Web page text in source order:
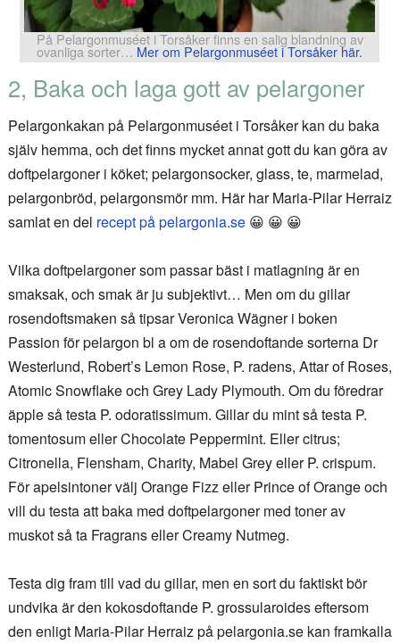
På Pelargonmuséet i Torsåker finns en salig blandning av
ovanliga sorter…Mer om Pelargonmuséet i Torsåker här.
2, Baka och laga gott av pelargoner
Pelargonkakan på Pelargonmuséet i Torsåker kan du baka
själv hemma, och det finns mycket annat gott du kan göra av
doftpelargoner i köket; pelargonsocker, glass, te, marmelad,
pelargonbröd, pelargonsmör mm. Här har Maria-Pilar Herraiz
samlat en del recept på pelargonia.se😀 😀 😀
Vilka doftpelargoner som passar bäst i matlagning är en
smaksak, och smak är ju subjektivt… Men om du gillar
rosendoftsmaken så tipsar Veronica Wägner i boken
Passion för pelargon bl a om de rosendoftande sorterna Dr
Westerlund, Robert’s Lemon Rose, P. radens, Attar of Roses,
Atomic Snowflake och Grey Lady Plymouth. Om du föredrar
äpple så testa P. odoratissimum. Gillar du mint så testa P.
tomentosum eller Chocolate Peppermint. Eller citrus;
Citronella, Flensham, Charity, Mabel Grey eller P. crispum.
För apelsintoner välj Orange Fizz eller Prince of Orange och
vill du testa att baka med doftpelargoner med toner av
muskot så ta Fragrans eller Creamy Nutmeg.
Testa dig fram till vad du gillar, men en sort du faktiskt bör
undvika är den kokosdoftande P. grossularoides eftersom
den enligt Maria-Pilar Herraiz på pelargonia.se kan framkalla